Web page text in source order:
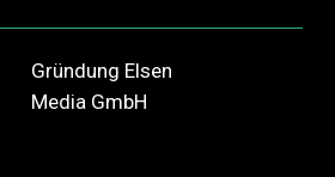
Gründung Elsen
Media GmbH